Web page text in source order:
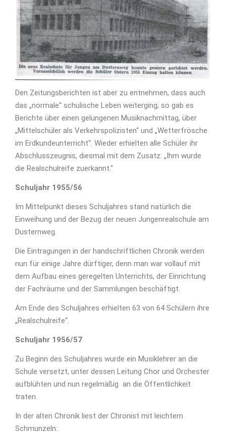
Den Zeitungsberichten ist aber zu entnehmen, dass auch
das „normale“ schulische Leben weiterging; so gab es
Berichte über einen gelungenen Musiknachmittag, über
„Mittelschüler als Verkehrspolizisten“ und „Wetterfrösche
im Erdkundeunterricht“. Wieder erhielten alle Schüler ihr
Abschlusszeugnis, diesmal mit dem Zusatz: „Ihm wurde
die Realschulreife zuerkannt.“
Schuljahr 1955/56
Im Mittelpunkt dieses Schuljahres stand natürlich die
Einweihung und der Bezug der neuen Jungenrealschule am
Dusternweg.
Die Eintragungen in der handschriftlichen Chronik werden
nun für einige Jahre dürftiger, denn man war vollauf mit
dem Aufbau eines geregelten Unterrichts, der Einrichtung
der Fachräume und der Sammlungen beschäftigt.
Am Ende des Schuljahres erhielten 63 von 64 Schülern ihre
„Realschulreife“.
Schuljahr 1956/57
Zu Beginn des Schuljahres wurde ein Musiklehrer an die
Schule versetzt, unter dessen Leitung Chor und Orchester
aufblühten und nun regelmäßig an die Öffentlichkeit
traten.
In der alten Chronik liest der Chronist mit leichtem
Schmunzeln: